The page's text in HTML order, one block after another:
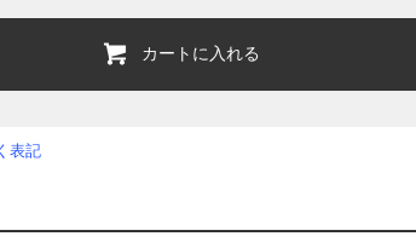
カートに入れる
表記